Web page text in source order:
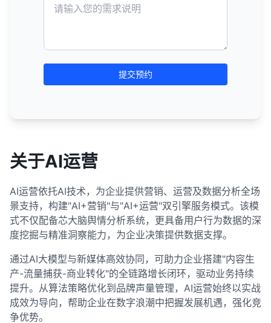
提交预约
关于AI运营
AI运营依托AI技术，为企业提供营销、运营及数据分析全场
景支持，构建"AI+营销"与"AI+运营"双引擎服务模式。该模
式不仅配备芯大脑舆情分析系统，更具备用户行为数据的深
度挖掘与精准洞察能力，为企业决策提供数据支撑。
通过AI大模型与新媒体高效协同，可助力企业搭建"内容生
产-流量捕获-商业转化"的全链路增长闭环，驱动业务持续
提升。从算法策略优化到品牌声量管理，AI运营始终以实战
成效为导向，帮助企业在数字浪潮中把握发展机遇，强化竞
争优势。